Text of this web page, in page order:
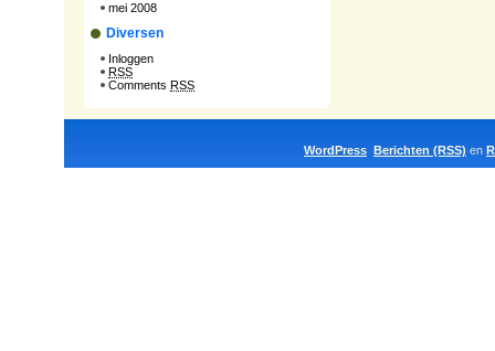
mei 2008
Diversen
Inloggen
RSS
Comments RSS
WordPress Berichten (RSS) en